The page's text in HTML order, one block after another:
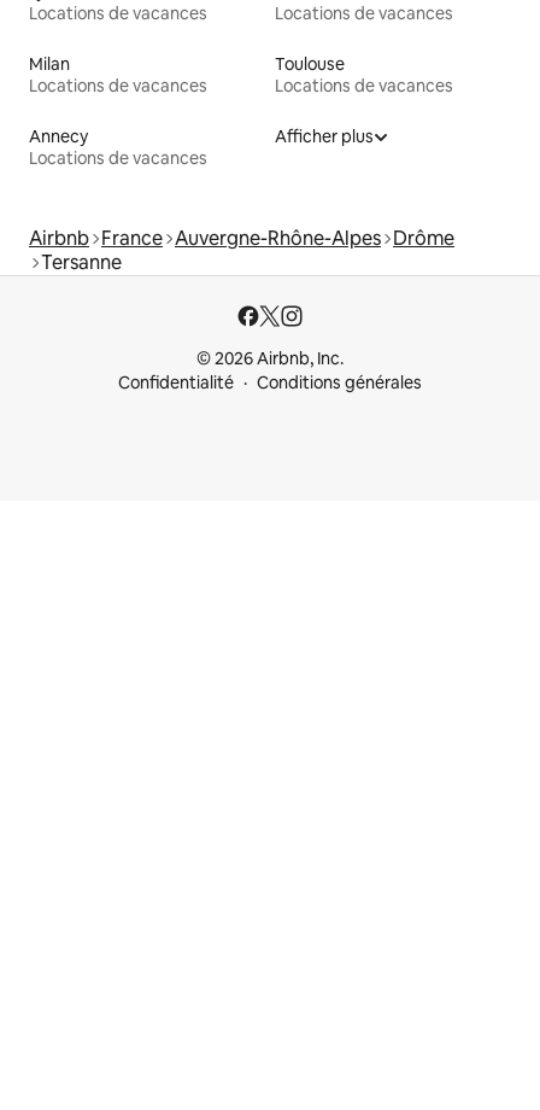
Locations de vacances
Locations de vacances
Milan
Locations de vacances
Toulouse
Locations de vacances
Annecy
Locations de vacances
Afficher plus
Airbnb France Auvergne-Rhône-Alpes Drôme
Tersanne
© 2026 Airbnb, Inc.
Confidentialité
Conditions générales